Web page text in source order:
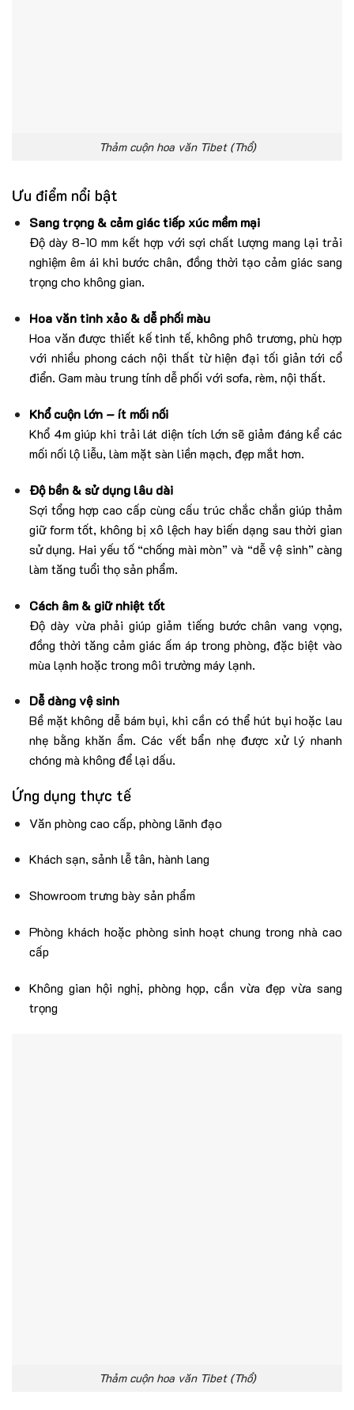
Thảm cuộn hoa văn Tibet (Thổ)
Ưu điểm nổi bật
Sang trọng & cảm giác tiếp xúc mềm mại
Độ dày 8-10 mm kết hợp với sợi chất lượng mang lại trải
nghiệm êm ái khi bước chân, đồng thời tạo cảm giác sang
trọng cho không gian.
Hoa văn tinh xảo & dễ phối màu
Hoa văn được thiết kế tinh tế, không phô trương, phù hợp
với nhiều phong cách nội thất từ hiện đại tối giản tới cổ
điển. Gam màu trung tính dễ phối với sofa, rèm, nội thất.
Khổ cuộn lớn – ít mối nối
Khổ 4m giúp khi trải lát diện tích lớn sẽ giảm đáng kể các
mối nối lộ liễu, làm mặt sàn liền mạch, đẹp mắt hơn.
Độ bền & sử dụng lâu dài
Sợi tổng hợp cao cấp cùng cấu trúc chắc chắn giúp thảm
giữ form tốt, không bị xô lệch hay biến dạng sau thời gian
sử dụng. Hai yếu tố “chống mài mòn” và “dễ vệ sinh” càng
làm tăng tuổi thọ sản phẩm.
Cách âm & giữ nhiệt tốt
Độ dày vừa phải giúp giảm tiếng bước chân vang vọng,
đồng thời tăng cảm giác ấm áp trong phòng, đặc biệt vào
mùa lạnh hoặc trong môi trường máy lạnh.
Dễ dàng vệ sinh
Bề mặt không dễ bám bụi, khi cần có thể hút bụi hoặc lau
nhẹ bằng khăn ẩm. Các vết bẩn nhẹ được xử lý nhanh
chóng mà không để lại dấu.
Ứng dụng thực tế
Văn phòng cao cấp, phòng lãnh đạo
Khách sạn, sảnh lễ tân, hành lang
Showroom trưng bày sản phẩm
Phòng khách hoặc phòng sinh hoạt chung trong nhà cao
cấp
Không gian hội nghị, phòng họp, cần vừa đẹp vừa sang
trọng
Thảm cuộn hoa văn Tibet (Thổ)